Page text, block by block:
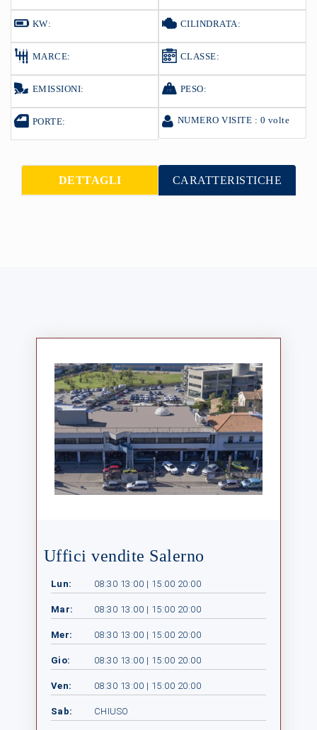
KW: CILINDRATA:
MARCE: CLASSE:
EMISSIONI: PESO:
PORTE: NUMERO VISITE : 0 volte
DETTAGLI CARATTERISTICHE
Uffici vendite Salerno
Lun: 08:30 13:00 | 15:00 20:00
Mar: 08:30 13:00 | 15:00 20:00
Mer: 08:30 13:00 | 15:00 20:00
Gio: 08:30 13:00 | 15:00 20:00
Ven: 08:30 13:00 | 15:00 20:00
Sab: CHIUSO